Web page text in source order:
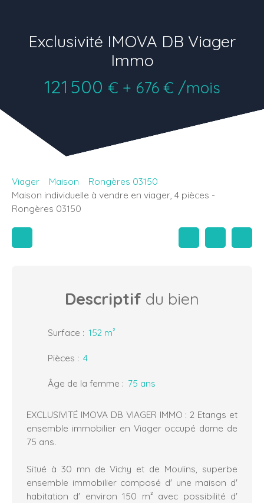
Exclusivité IMOVA DB Viager
Immo
121 500 € + 676 € /mois
Viager Maison
Rongères 03150
Maison individuelle à vendre en viager, 4 pièces -
Rongères 03150
Descriptif du bien
Surface : 152 m²
Pièces : 4
Âge de la femme : 75 ans
EXCLUSIVITÉ IMOVA DB VIAGER IMMO : 2 Etangs et
ensemble immobilier en Viager occupé dame de
75 ans.
Situé à 30 mn de Vichy et de Moulins, superbe
ensemble immobilier composé d' une maison d'
habitation d' environ 150 m² avec possibilité d'